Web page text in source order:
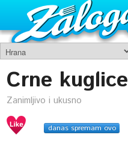
Crne kuglice
Zanimljivo i ukusno
danas spremam ovo